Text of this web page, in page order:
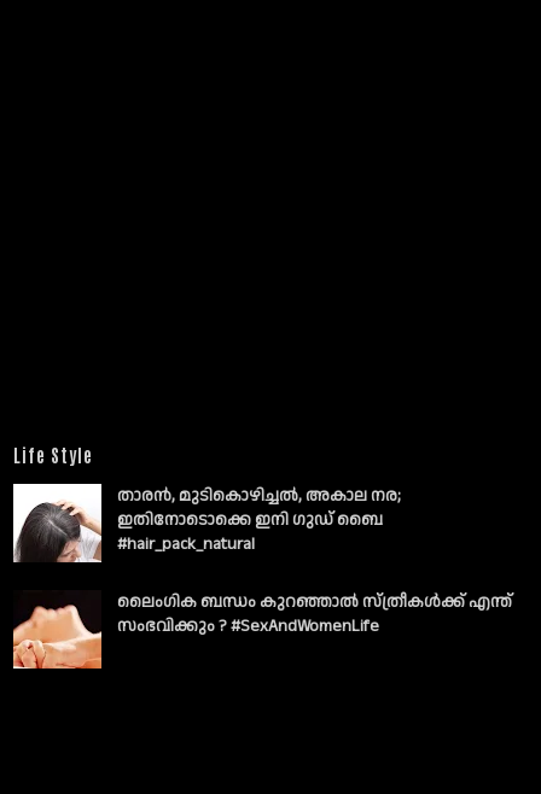
Life Style
താരൻ, മുടികൊഴിച്ചൽ, അകാല നര;
ഇതിനോടൊക്കെ ഇനി ഗുഡ് ബൈ
#hair_pack_natural
ലൈംഗിക ബന്ധം കുറഞ്ഞാല്‍ സ്ത്രീകള്‍ക്ക് എന്ത്
സംഭവിക്കും ? #SexAndWomenLife